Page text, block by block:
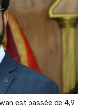
est passée de 4,9